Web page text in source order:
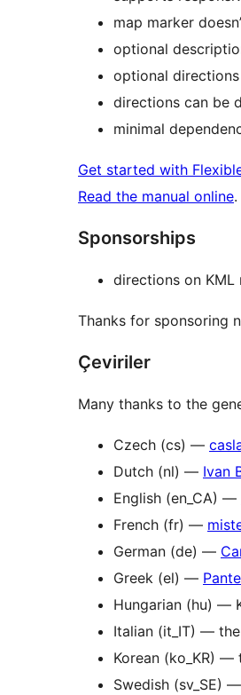
map marker
optional
optional
directions can be
minimal
Get started with
Read the manual online.
Sponsorships
directions on KML
Thanks for sponsoring
Çeviriler
Many thanks to the
Czech (cs) —
Dutch (nl) — Ivan
English (en_CA) —
French (fr) —
German (de) —
Greek (el) —
Hungarian (hu) —
Italian (it_IT) — the
Korean (ko_KR) —
Swedish (sv_SE)